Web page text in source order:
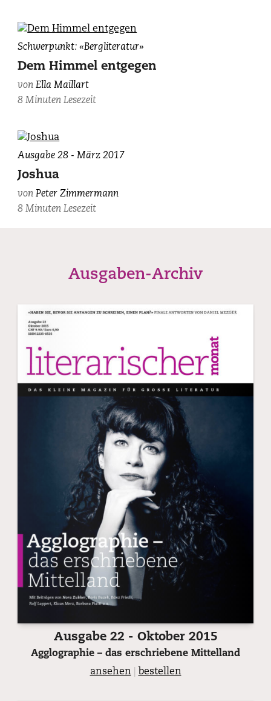
Ella
beim
Abstieg
vom
Pass,
1932.
©
Succession
Ella
Schwerpunkt: «Bergliteratur»
Dem Himmel entgegen
vonElla Maillart
8 Minuten Lesezeit
Ausgabe 28 - März 2017
Joshua
vonPeter Zimmermann
8 Minuten Lesezeit
Ausgaben-Archiv
Ausgabe 22 - Oktober 2015
Agglographie – das erschriebene Mittelland
ansehen
bestellen